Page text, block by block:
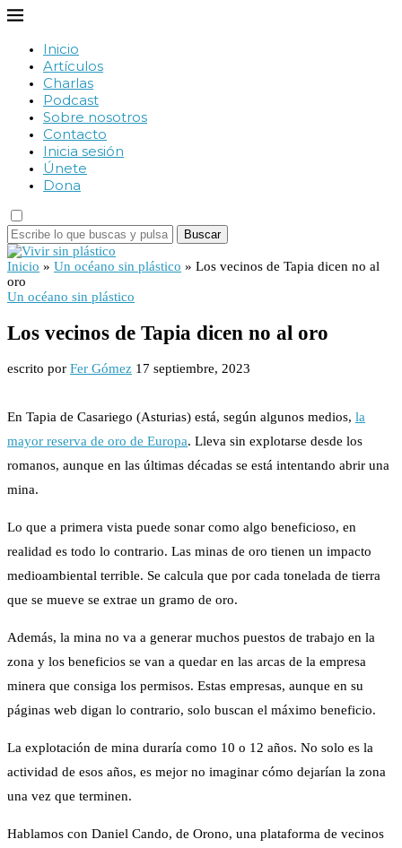
Inicio
Artículos
Charlas
Podcast
Sobre nosotros
Contacto
Inicia sesión
Únete
Dona
Buscar
Inicio » Un océano sin plástico » Los vecinos de Tapia dicen no al
oro
Un océano sin plástico
Los vecinos de Tapia dicen no al oro
escrito por Fer Gómez 17 septiembre, 2023
En Tapia de Casariego (Asturias) está, según algunos medios, la
mayor reserva de oro de Europa. Lleva sin explotarse desde los
romanos, aunque en las últimas décadas se está intentando abrir una
mina.
Lo que a primera vista puede sonar como algo beneficioso, en
realidad es todo lo contrario. Las minas de oro tienen un impacto
medioambiental terrible. Se calcula que por cada tonelada de tierra
que se mueve se extrae un gramo de oro.
Además, la mina no va a generar muchos puestos de trabajo en la
zona y los beneficios se van a quedar en las arcas de la empresa
minera que consiga los permisos. Estas empresas, aunque en su
páginas web digan lo contrario, solo buscan el máximo beneficio.
La explotación de mina duraría como 10 o 12 años. No solo es la
actividad de esos años, es mejor no imaginar cómo dejarían la zona
una vez que terminen.
Hablamos con Daniel Cando, de Orono, una plataforma de vecinos